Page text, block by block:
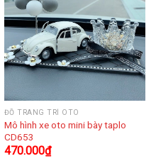
ĐỒ TRANG TRÍ OTO
Mô hình xe oto mini bày taplo
CD653
470.000₫